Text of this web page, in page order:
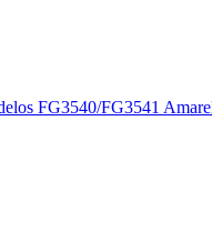
FG3540/FG3541